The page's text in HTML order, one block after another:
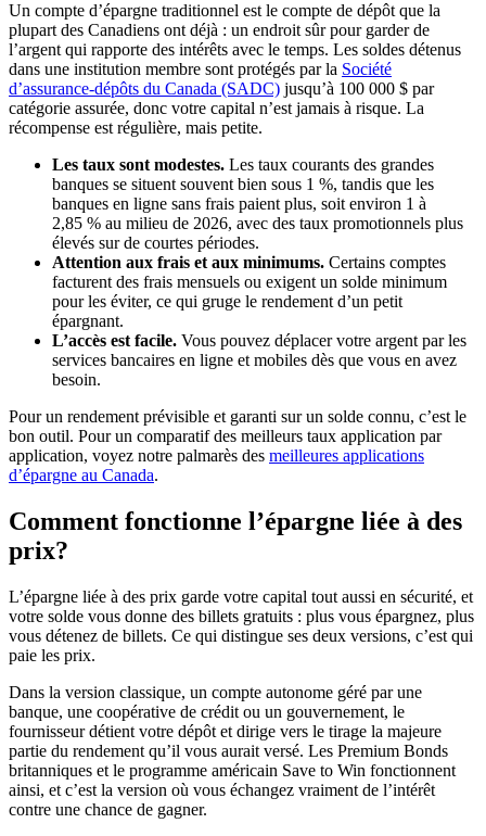
Un compte d’épargne traditionnel est le compte de dépôt que la
plupart des Canadiens ont déjà : un endroit sûr pour garder de
l’argent qui rapporte des intérêts avec le temps. Les soldes détenus
dans une institution membre sont protégés par la Société
d’assurance-dépôts du Canada (SADC)(s'ouvre dans un nouvel
jusqu’à 100 000 $ par
catégorie assurée, donc votre capital n’est jamais à risque. La
récompense est régulière, mais petite.
Les taux sont modestes. Les taux courants des grandes
banques se situent souvent bien sous 1 %, tandis que les
banques en ligne sans frais paient plus, soit environ 1 à
2,85 % au milieu de 2026, avec des taux promotionnels plus
élevés sur de courtes périodes.
Attention aux frais et aux minimums. Certains comptes
facturent des frais mensuels ou exigent un solde minimum
pour les éviter, ce qui gruge le rendement d’un petit
épargnant.
L’accès est facile. Vous pouvez déplacer votre argent par les
services bancaires en ligne et mobiles dès que vous en avez
besoin.
Pour un rendement prévisible et garanti sur un solde connu, c’est le
bon outil. Pour un comparatif des meilleurs taux application par
application, voyez notre palmarès des meilleures applications
d’épargne au Canada.
Comment fonctionne l’épargne liée à des
prix?
L’épargne liée à des prix garde votre capital tout aussi en sécurité, et
votre solde vous donne des billets gratuits : plus vous épargnez, plus
vous détenez de billets. Ce qui distingue ses deux versions, c’est qui
paie les prix.
Dans la version classique, un compte autonome géré par une
banque, une coopérative de crédit ou un gouvernement, le
fournisseur détient votre dépôt et dirige vers le tirage la majeure
partie du rendement qu’il vous aurait versé. Les Premium Bonds
britanniques et le programme américain Save to Win fonctionnent
ainsi, et c’est la version où vous échangez vraiment de l’intérêt
contre une chance de gagner.